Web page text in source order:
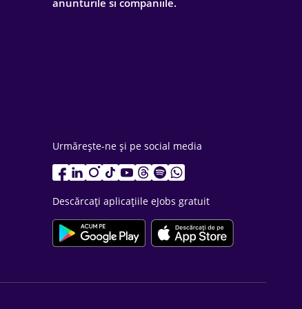
anunturile si companiile.
Urmărește-ne și pe social media
Descărcați aplicațiile eJobs gratuit